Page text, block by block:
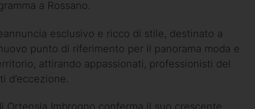
a Rossano.
esclusivo e ricco di stile, destinato a
punto di riferimento per il panorama moda e
attirando appassionati, professionisti del
d’eccezione.